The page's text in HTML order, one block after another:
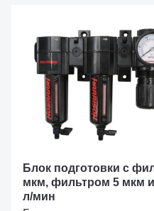
Блок подготовки с
мкм, фильтром 5 мкм и
л/мин